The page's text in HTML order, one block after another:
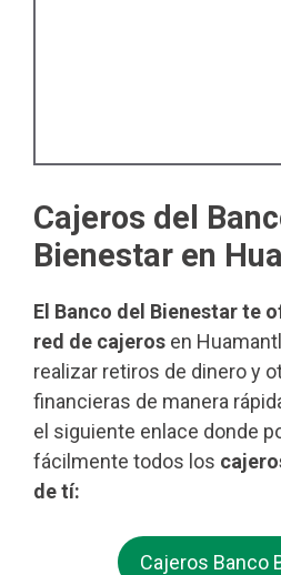
Cajeros del
Bienestar en
El Banco del Bienestar te
red de cajeros en
realizar retiros de dinero y
financieras de manera
el siguiente enlace donde
fácilmente todos los
de tí:
Cajeros Banco